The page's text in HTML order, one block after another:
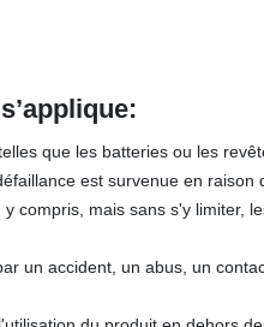
que les batteries ou les
est survenue en raison
compris, mais sans s'y limiter,
un accident, un abus, un